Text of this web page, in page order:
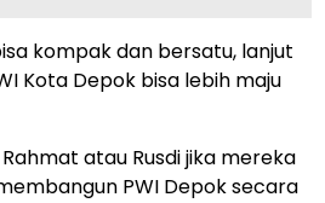
kompak dan bersatu, lanjut
Kota Depok bisa lebih maju
atau Rusdi jika mereka
PWI Depok secara